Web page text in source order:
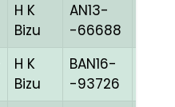
H K
Bizu
AN13-
-66688
H K
Bizu
BAN16-
-93726